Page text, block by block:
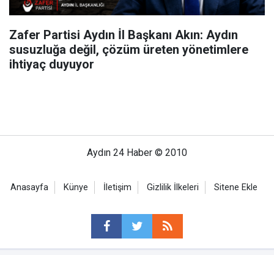
Zafer Partisi Aydın İl Başkanı Akın: Aydın
susuzluğa değil, çözüm üreten yönetimlere
ihtiyaç duyuyor
Aydın 24 Haber © 2010
Anasayfa Künye İletişim Gizlilik İlkeleri Sitene Ekle